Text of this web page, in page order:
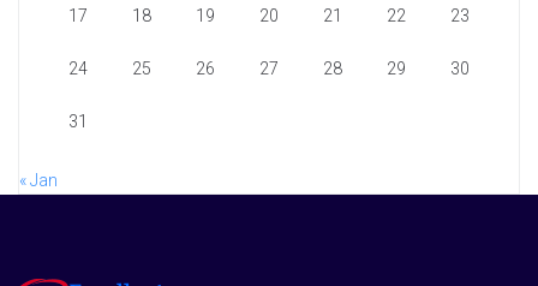
17 18 19 20 21 22 23
24 25 26 27 28 29 30
31
« Jan